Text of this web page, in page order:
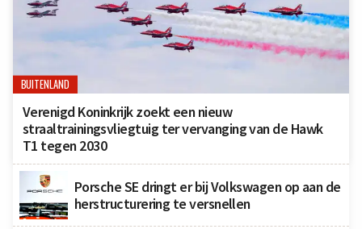
BUITENLAND
Verenigd Koninkrijk zoekt een nieuw
straaltrainingsvliegtuig ter vervanging van de Hawk
T1 tegen 2030
Porsche SE dringt er bij Volkswagen op aan de
herstructurering te versnellen